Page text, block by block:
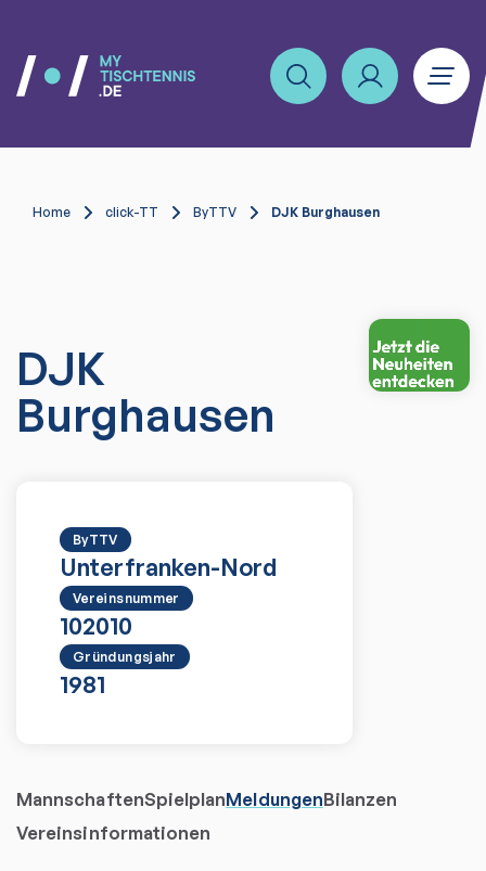
Home click-TT ByTTV DJK Burghausen
DJK
Burghausen
ByTTV
Unterfranken-Nord
Vereinsnummer
102010
Gründungsjahr
1981
MannschaftenSpielplanMeldungenBilanzen
Vereinsinformationen